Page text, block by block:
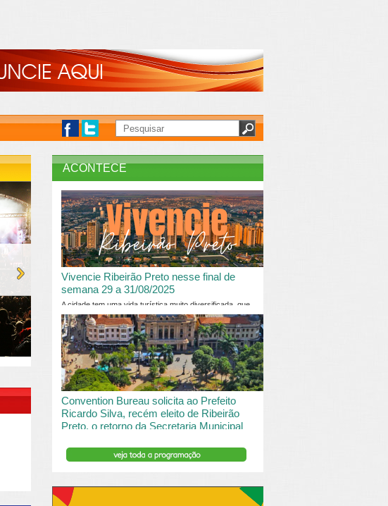
INSERIR DESCRIÇÃO DO POST/PAGINAS
ACONTECE
Vivencie Ribeirão Preto nesse final de
semana 29 a 31/08/2025
A cidade tem uma vida turística muito diversificada, que
vai desde o turismo de saude à contemplação de
passaros....
Convention Bureau solicita ao Prefeito
Ricardo Silva, recém eleito de Ribeirão
Preto, o retorno da Secretaria Municipal
O Ribeirão Preto e Região Convention & Visitors Bureau